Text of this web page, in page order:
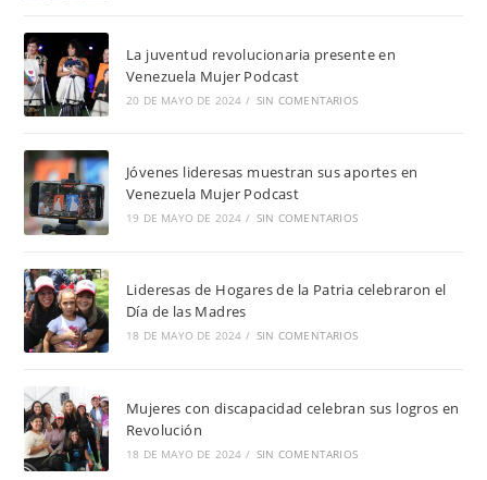
La juventud revolucionaria presente en
Venezuela Mujer Podcast
20 DE MAYO DE 2024 / SIN COMENTARIOS
Jóvenes lideresas muestran sus aportes en
Venezuela Mujer Podcast
19 DE MAYO DE 2024 / SIN COMENTARIOS
Lideresas de Hogares de la Patria celebraron el
Día de las Madres
18 DE MAYO DE 2024 / SIN COMENTARIOS
Mujeres con discapacidad celebran sus logros en
Revolución
18 DE MAYO DE 2024 / SIN COMENTARIOS